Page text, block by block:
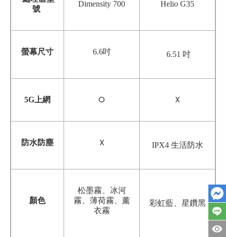
號
Dimensity 700 Helio G35
螢幕尺寸 6.6吋 6.51 吋
5G上網 O X
防水防塵 X IPX4 生活防水
顏色
松墨霧、冰河
霧、薄荷霧、薰
衣霧
彩虹藍、星鑽黑